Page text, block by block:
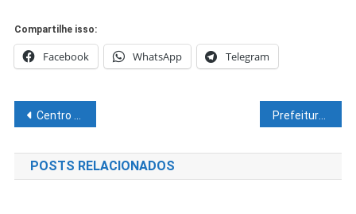
Compartilhe isso:
Facebook WhatsApp Telegram
Navegação
de
Post
Centro de Comercialização de Animais é confirmado e vai fortalecer a agropecuária de Casa Nova
POSTS RELACIONADOS